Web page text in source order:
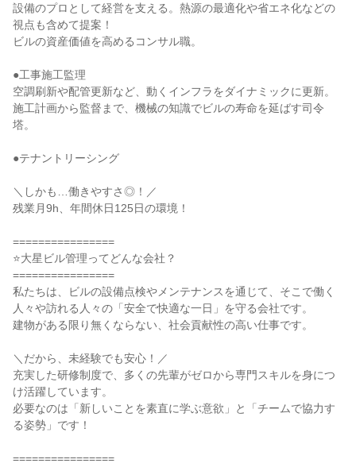
設備のプロとして経営を支える。熱源の最適化や省エネ化などの
視点も含めて提案！
ビルの資産価値を高めるコンサル職。
●工事施工監理
空調刷新や配管更新など、動くインフラをダイナミックに更新。
施工計画から監督まで、機械の知識でビルの寿命を延ばす司令
塔。
●テナントリーシング
＼しかも…働きやすさ◎！／
残業月9h、年間休日125日の環境！
================
⭐大星ビル管理ってどんな会社？
================
私たちは、ビルの設備点検やメンテナンスを通じて、そこで働く
人々や訪れる人々の「安全で快適な一日」を守る会社です。
建物がある限り無くならない、社会貢献性の高い仕事です。
＼だから、未経験でも安心！／
充実した研修制度で、多くの先輩がゼロから専門スキルを身につ
け活躍しています。
必要なのは「新しいことを素直に学ぶ意欲」と「チームで協力す
る姿勢」です！
================